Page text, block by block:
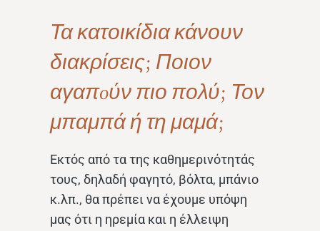
Τα κατοικίδια κάνουν
διακρίσεις; Ποιον
αγαπoύν πιο πολύ; Τον
μπαμπά ή τη μαμά;
Εκτός από τα της καθημερινότητάς
τους, δηλαδή φαγητό, βόλτα, μπάνιο
κ.λπ., θα πρέπει να έχουμε υπόψη
μας ότι η ηρεμία και η έλλειψη